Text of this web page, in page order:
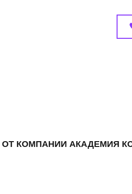
ОТ КОМПАНИИ АКАДЕМИЯ